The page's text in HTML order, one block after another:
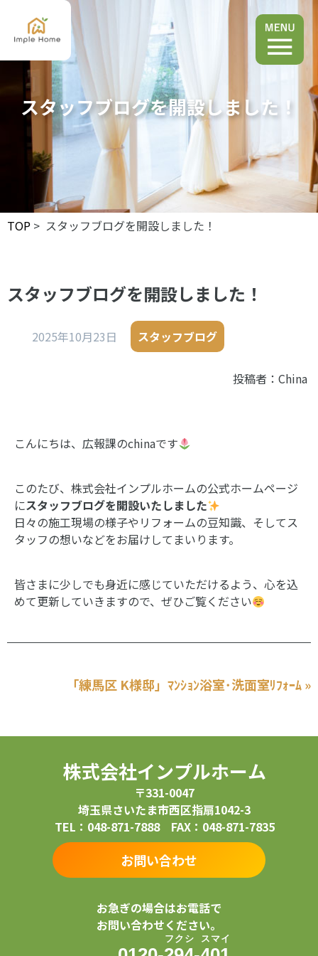
スタッフブログを開設しました！
TOP > スタッフブログを開設しました！
スタッフブログを開設しました！
2025年10月23日 スタッフブログ
投稿者：China
こんにちは、広報課のchinaです
このたび、株式会社インプルホームの公式ホームページ
にスタッフブログを開設いたしました
日々の施工現場の様子やリフォームの豆知識、そしてス
タッフの想いなどをお届けしてまいります。
皆さまに少しでも身近に感じていただけるよう、心を込
めて更新していきますので、ぜひご覧ください
「練馬区 K様邸」ﾏﾝｼｮﾝ浴室･洗面室ﾘﾌｫｰﾑ »
株式会社インプルホーム
〒331-0047
埼玉県さいたま市西区指扇1042-3
TEL：048-871-7888 FAX：048-871-7835
お問い合わせ
お急ぎの場合はお電話で
お問い合わせください。
フ ク シ ス マイ